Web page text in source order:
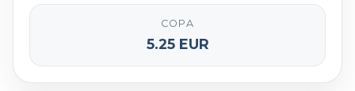
COPA
5.25 EUR